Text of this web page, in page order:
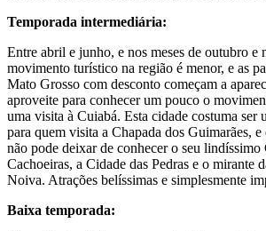
Temporada intermediária:
Entre abril e junho, e nos meses de outubro e
movimento turístico na região é menor, e as
Mato Grosso com desconto começam a
aproveite para conhecer um pouco o
uma visita à Cuiabá. Esta cidade costuma ser
para quem visita a Chapada dos Guimarães,
não pode deixar de conhecer o seu lindíssimo
Cachoeiras, a Cidade das Pedras e o mirante
Noiva. Atrações belíssimas e simplesmente
Baixa temporada: